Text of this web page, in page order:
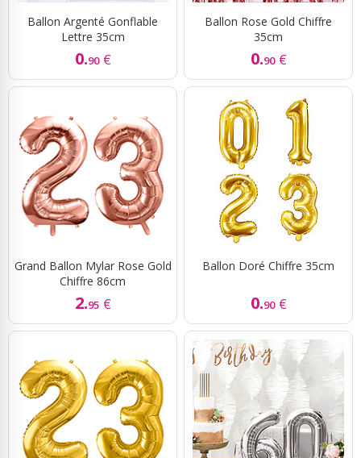
Ballon Argenté Gonflable
Lettre 35cm
0.90 €
Ballon Rose Gold Chiffre
35cm
0.90 €
Grand Ballon Mylar Rose Gold
Chiffre 86cm
2.95 €
Ballon Doré Chiffre 35cm
0.90 €